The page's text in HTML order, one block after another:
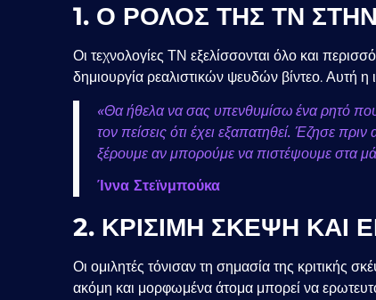
1. Ο ΡΟΛΟΣ ΤΗΣ ΤΝ
Οι τεχνολογίες ΤΝ εξελίσσονται όλο και
δημιουργία ρεαλιστικών ψευδών βίντεο. Αυτή
«Θα ήθελα να σας υπενθυμίσω ένα ρητό
τον πείσεις ότι έχει εξαπατηθεί. Έζησε
ξέρουμε αν μπορούμε να πιστέψουμε στα
Ίννα Στεϊνμπούκα
2. ΚΡΙΣΙΜΗ ΣΚΕΨΗ ΚΑΙ
Οι ομιλητές τόνισαν τη σημασία της κριτικής
ακόμη και μορφωμένα άτομα μπορεί να